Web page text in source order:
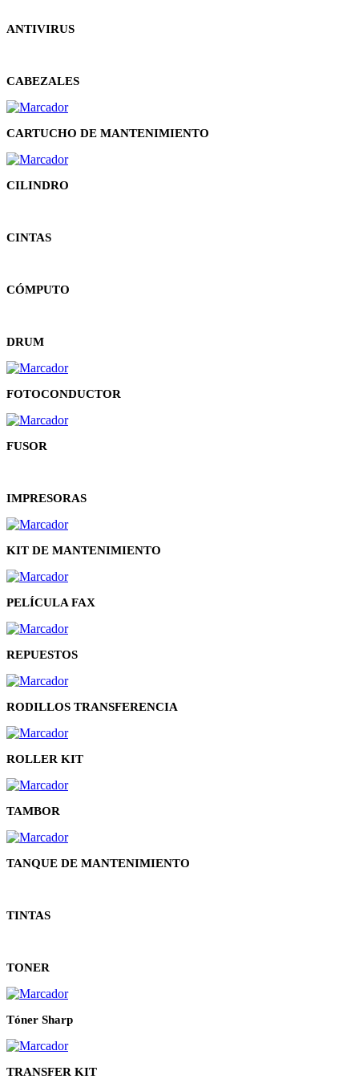
ANTIVIRUS
CABEZALES
CARTUCHO DE MANTENIMIENTO
CILINDRO
CINTAS
CÓMPUTO
DRUM
FOTOCONDUCTOR
FUSOR
IMPRESORAS
KIT DE MANTENIMIENTO
PELÍCULA FAX
REPUESTOS
RODILLOS TRANSFERENCIA
ROLLER KIT
TAMBOR
TANQUE DE MANTENIMIENTO
TINTAS
TONER
Tóner Sharp
TRANSFER KIT